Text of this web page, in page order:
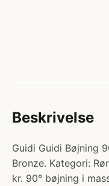
Beskrivelse
Guidi Guidi Bøjning
Bronze. Kategori:
kr. 90° bøjning i